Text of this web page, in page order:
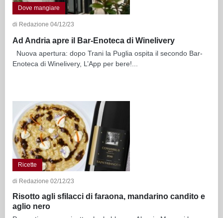
Dove mangiare
di Redazione 04/12/23
Ad Andria apre il Bar-Enoteca di Winelivery
Nuova apertura: dopo Trani la Puglia ospita il secondo Bar-
Enoteca di Winelivery, L’App per bere!...
Ricette
di Redazione 02/12/23
Risotto agli sfilacci di faraona, mandarino candito e
aglio nero